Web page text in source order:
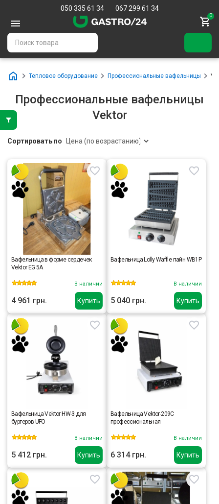
050 335 61 34 067 299 61 34
0
Тепловое оборудование Профессиональные вафельницы
Профессиональные вафельницы
Vektor
Сортировать по
Купить
Вафельница в форме сердечек
Vektor EG 5A
В наличии
4 961 грн. Купить
Вафельница Lolly Waffle пайн WB1P
В наличии
5 040 грн.
Купить
Вафельница Vektor HW-3 для
бургеров UFO
В наличии
5 412 грн. Купить
Вафельница Vektor-209C
профессиональная
В наличии
6 314 грн.